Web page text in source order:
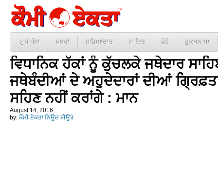
ਮੁਖੱ ਪੰਨਾ ਖ਼ਬਰਾਂ ਸਭਿਆਚਾਰ ਸਾਹਿਤ ਫੋਟੋ ਹੁਕਮਨਾਮਾ
ਵਿਧਾਨਿਕ ਹੱਕਾਂ ਨੂੰ ਕੁੱਚਲਕੇ ਜਥੇਦਾਰ
ਜਥੇਬੰਦੀਆਂ ਦੇ ਅਹੁਦੇਦਾਰਾਂ ਦੀਆਂ
ਸਹਿਣ ਨਹੀਂ ਕਰਾਂਗੇ : ਮਾਨ
August 14, 2016
by: ਕੌਮੀ ਏਕਤਾ ਨਿਊਜ਼ ਬੀਊਰੋ